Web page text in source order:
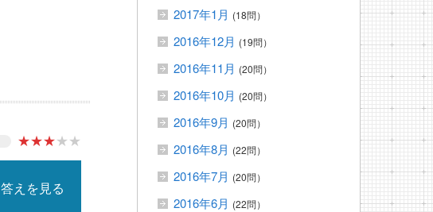
★★★★★
答えを見る
2017年1月 (18問）
2016年12月 (19問）
2016年11月 (20問）
2016年10月 (20問）
2016年9月 (20問）
2016年8月 (22問）
2016年7月 (20問）
2016年6月 (22問）